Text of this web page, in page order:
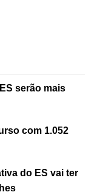
serão mais
com 1.052
do ES vai ter